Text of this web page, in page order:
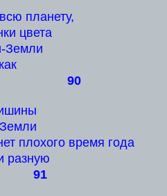
планету,
цвета
Земли
90
плохого время года
разную
91